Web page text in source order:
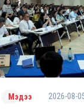
Мэдээ 2026-08-